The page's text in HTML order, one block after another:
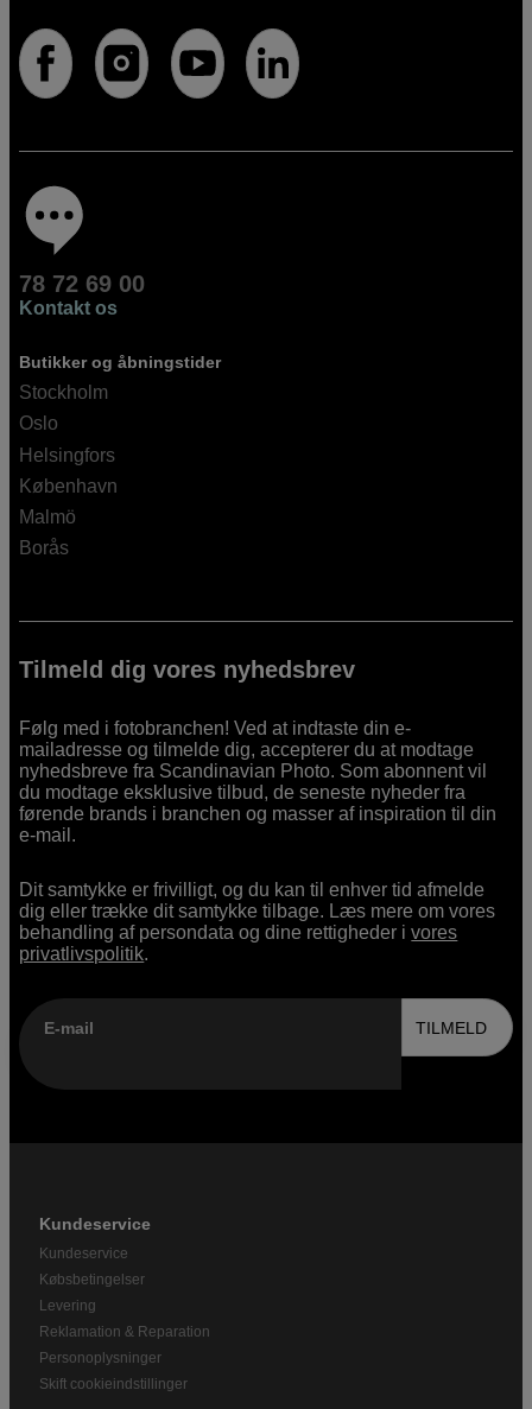
78 72 69 00
Kontakt os
Butikker og åbningstider
Stockholm
Oslo
Helsingfors
København
Malmö
Borås
Tilmeld dig vores nyhedsbrev
Følg med i fotobranchen! Ved at indtaste din e-
mailadresse og tilmelde dig, accepterer du at modtage
nyhedsbreve fra Scandinavian Photo. Som abonnent vil
du modtage eksklusive tilbud, de seneste nyheder fra
førende brands i branchen og masser af inspiration til din
e-mail.
Dit samtykke er frivilligt, og du kan til enhver tid afmelde
dig eller trække dit samtykke tilbage. Læs mere om vores
behandling af persondata og dine rettigheder ivores
privatlivspolitik.
E-mail TILMELD
Kundeservice
Kundeservice
Købsbetingelser
Levering
Reklamation & Reparation
Personoplysninger
Skift cookieindstillinger